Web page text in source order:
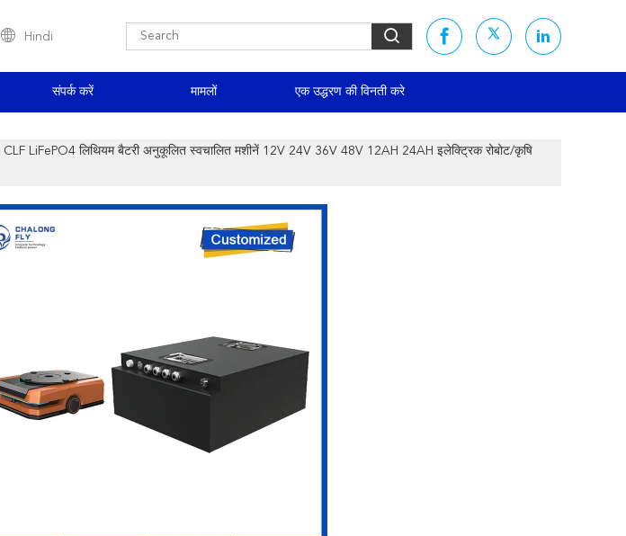
Hindi
संपर्क करें मामलों एक उद्धरण की विनती करे
CLF LiFePO4 लिथियम बैटरी अनुकूलित स्वचालित मशीनें 12V 24V 36V 48V 12AH 24AH इलेक्ट्रिक रोबोट/कृषि